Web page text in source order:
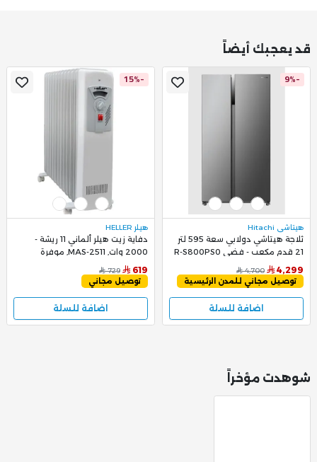
قد يعجبك أيضاً
-9%
هيتاشي Hitachi
ثلاجة هيتاشي دولابي سعة 595 لتر
21 قدم مكعب - فضي R-S800PS0
4,299
4,700
توصيل مجاني للمدن الرئيسية
اضافة للسلة
-15%
هيلر HELLER
دفاية زيت هيلر ألماني 11 ريشة -
2000 وات, MAS-2511, موفرة
للطاقة وآمنة
619
729
توصيل مجاني
اضافة للسلة
شوهدت مؤخراً